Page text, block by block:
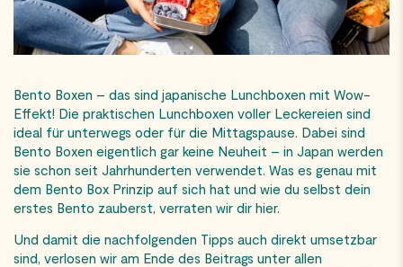
Bento Boxen – das sind japanische Lunchboxen mit Wow-
Effekt! Die praktischen Lunchboxen voller Leckereien sind
ideal für unterwegs oder für die Mittagspause. Dabei sind
Bento Boxen eigentlich gar keine Neuheit – in Japan werden
sie schon seit Jahrhunderten verwendet. Was es genau mit
dem Bento Box Prinzip auf sich hat und wie du selbst dein
erstes Bento zauberst, verraten wir dir hier.
Und damit die nachfolgenden Tipps auch direkt umsetzbar
sind, verlosen wir am Ende des Beitrags unter allen